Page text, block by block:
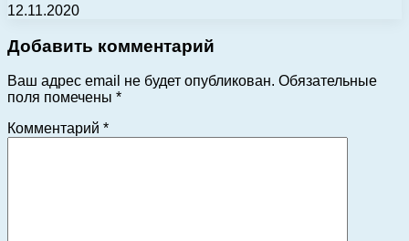
12.11.2020
Добавить комментарий
Ваш адрес email не будет опубликован. Обязательные
поля помечены *
Комментарий *